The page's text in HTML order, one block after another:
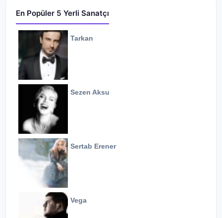
En Popüler 5 Yerli Sanatçı
Tarkan
Sezen Aksu
Sertab Erener
Vega